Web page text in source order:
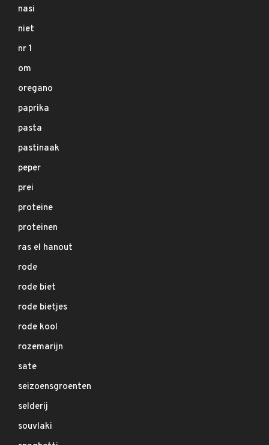
nasi
niet
nr 1
om
oregano
paprika
pasta
pastinaak
peper
prei
proteine
proteinen
ras el hanout
rode
rode biet
rode bietjes
rode kool
rozemarijn
sate
seizoensgroenten
selderij
souvlaki